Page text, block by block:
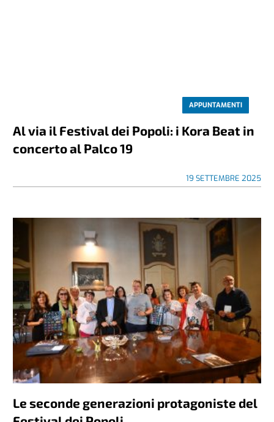
APPUNTAMENTI
Al via il Festival dei Popoli: i Kora Beat in
concerto al Palco 19
19 SETTEMBRE 2025
Le seconde generazioni protagoniste del